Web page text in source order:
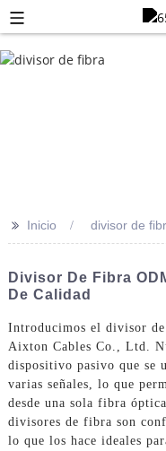
>> Inicio divisor de
Divisor De Fibra
De Calidad
Introducimos el divisor
Aixton Cables Co., Ltd.
dispositivo pasivo que se
varias señales, lo que
desde una sola fibra
divisores de fibra son
lo que los hace ideales